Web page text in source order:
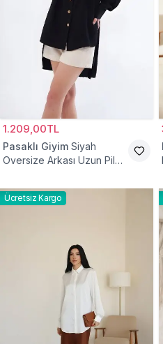
1.209,00TL
Pasaklı Giyim Siyah
Oversize Arkası Uzun Pileli
Ücretsiz Kargo